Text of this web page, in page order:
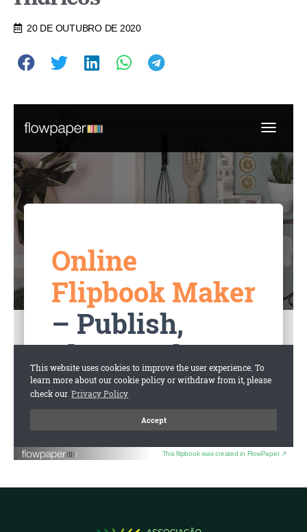
20 DE OUTUBRO DE 2020
This flipbook was created in FlowPaper ↗